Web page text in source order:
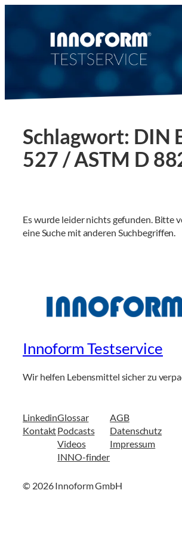
Schlagwort: DIN
527 / ASTM D
Es wurde leider nichts gefunden. Bitte
eine Suche mit anderen Suchbegriffen.
Innoform Testservice
Wir helfen Lebensmittel sicher zu
Linkedin
Kontakt
Glossar
Podcasts
Videos
INNO-finder
AGB
Datenschutz
Impressum
© 2026 Innoform GmbH